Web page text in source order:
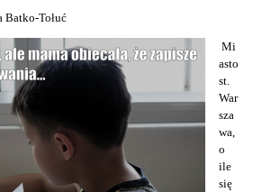
Batko-Tołuć
Mi
asto
st.
War
sza
wa,
o
ile
się